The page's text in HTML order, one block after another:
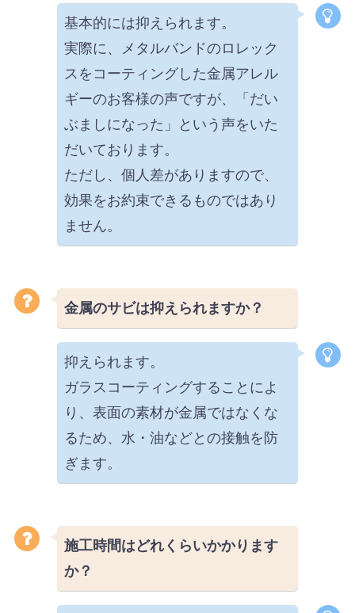
基本的には抑えられます。
実際に、メタルバンドのロレック
スをコーティングした金属アレル
ギーのお客様の声ですが、「だい
ぶましになった」という声をいた
だいております。
ただし、個人差がありますので、
効果をお約束できるものではあり
ません。
金属のサビは抑えられますか？
抑えられます。
ガラスコーティングすることによ
り、表面の素材が金属ではなくな
るため、水・油などとの接触を防
ぎます。
施工時間はどれくらいかかります
か？